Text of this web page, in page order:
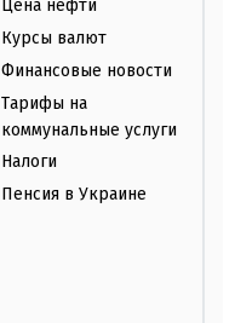
Цена нефти
Курсы валют
Финансовые новости
Тарифы на
коммунальные услуги
Налоги
Пенсия в Украине